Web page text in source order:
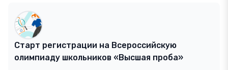
Старт регистрации на Всероссийскую
олимпиаду школьников «Высшая проба»